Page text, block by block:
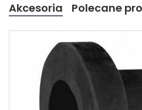
Akcesoria Polecane